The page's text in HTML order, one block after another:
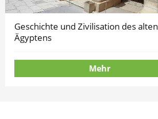
Geschichte und Zivilisation des alten
Ägyptens
Mehr